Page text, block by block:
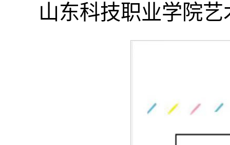
山东科技职业学院